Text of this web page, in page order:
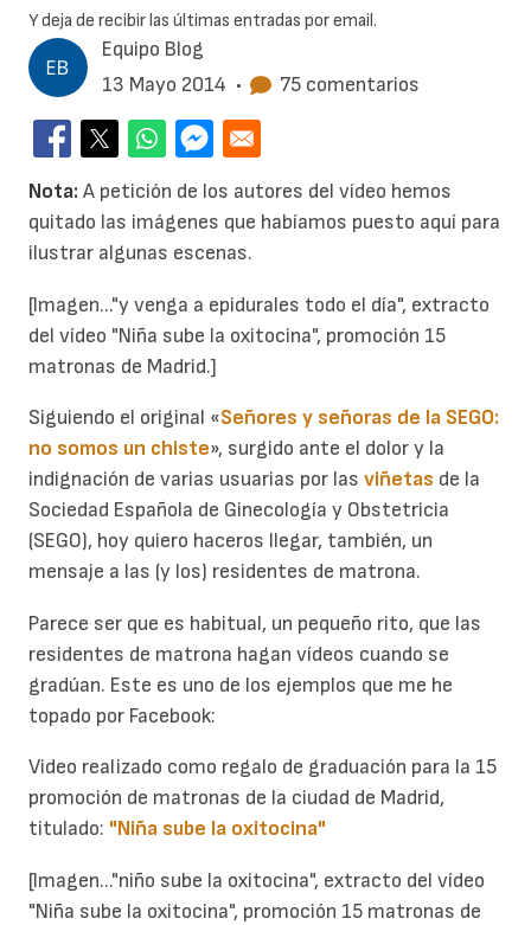
Equipo Blog
13 Mayo 2014 • 75 comentarios
Nota: A petición de los autores del vídeo hemos
quitado las imágenes que habíamos puesto aquí para
ilustrar algunas escenas.
[Imagen..."y venga a epidurales todo el día", extracto
del vídeo "Niña sube la oxitocina", promoción 15
matronas de Madrid.]
Siguiendo el original «Señores y señoras de la SEGO:
no somos un chiste», surgido ante el dolor y la
indignación de varias usuarias por las viñetas de la
Sociedad Española de Ginecología y Obstetricia
(SEGO), hoy quiero haceros llegar, también, un
mensaje a las (y los) residentes de matrona.
Parece ser que es habitual, un pequeño rito, que las
residentes de matrona hagan vídeos cuando se
gradúan. Este es uno de los ejemplos que me he
topado por Facebook:
Video realizado como regalo de graduación para la 15
promoción de matronas de la ciudad de Madrid,
titulado: "Niña sube la oxitocina"
[Imagen..."niño sube la oxitocina", extracto del vídeo
"Niña sube la oxitocina", promoción 15 matronas de
Y deja de recibir las últimas entradas por email.